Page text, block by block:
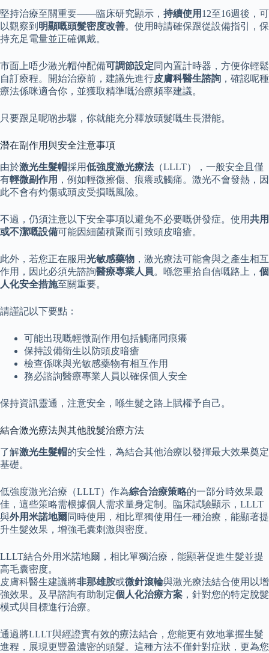
堅持治療至關重要——臨床研究顯示， 持續使用 12至16週後，可
以觀察到 明顯嘅頭髮密度改善。使用時請確保跟從設備指引，保
持充足電量並正確佩戴。
市面上唔少激光帽仲配備可調節設定同內置計時器，方便你輕鬆
自訂療程。開始治療前，建議先進行皮膚科醫生諮詢 ，確認呢種
療法係咪適合你，並獲取精準嘅治療頻率建議。
只要跟足呢啲步驟，你就能充分釋放頭髮嘅生長潛能。
潛在副作用與安全注意事項
由於激光生髮帽採用低強度激光療法（LLLT），一般安全且僅
有輕微副作用 ，例如輕微擦傷、痕癢或觸痛。激光不會發熱，因
此不會有灼傷或頭皮受損嘅風險。
不過，仍須注意以下安全事項以避免不必要嘅併發症。使用共用
或不潔嘅設備可能因細菌積聚而引致頭皮暗瘡。
此外，若您正在服用光敏感藥物 ，激光療法可能會與之產生相互
作用，因此必須先諮詢醫療專業人員。喺您重拾自信嘅路上， 個
人化安全措施至關重要。
請謹記以下要點：
可能出現嘅輕微副作用包括觸痛同痕癢
保持設備衛生以防頭皮暗瘡
檢查係咪與光敏感藥物有相互作用
務必諮詢醫療專業人員以確保個人安全
保持資訊靈通，注意安全，喺生髮之路上賦權予自己。
結合激光療法與其他脫髮治療方法
了解激光生髮帽的安全性，為結合其他治療以發揮最大效果奠定
基礎。
低強度激光治療（LLLT）作為綜合治療策略的一部分時效果最
佳，這些策略需根據個人需求量身定制。臨床試驗顯示，LLLT
與外用米諾地爾同時使用，相比單獨使用任一種治療，能顯著提
升生髮效果，增強毛囊刺激與密度。
LLLT結合外用米諾地爾，相比單獨治療，能顯著促進生髮並提
高毛囊密度。
皮膚科醫生建議將非那雄胺或微針滾輪與激光療法結合使用以增
強效果。及早諮詢有助制定個人化治療方案 ，針對您的特定脫髮
模式與目標進行治療。
通過將LLLT與經證實有效的療法結合，您能更有效地掌握生髮
進程，展現更豐盈濃密的頭髮。這種方法不僅針對症狀，更為您